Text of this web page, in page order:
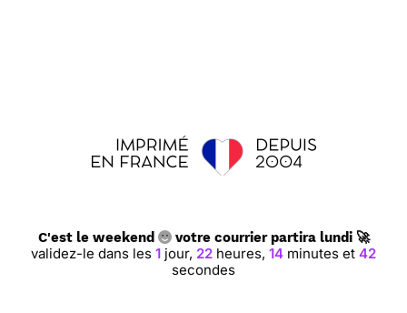
C'est le weekend votre courrier partira lundi 🚀
validez-le dans les1 jour,22 heures,14 minutes et41
secondes